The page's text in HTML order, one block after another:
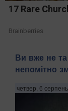
17 Rare
Brainberries
Ви вже не
непомітно
четвер, 6